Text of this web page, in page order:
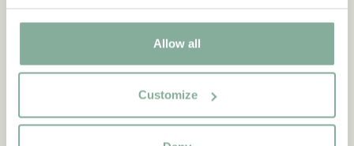
Allow all
Customize
CITAT